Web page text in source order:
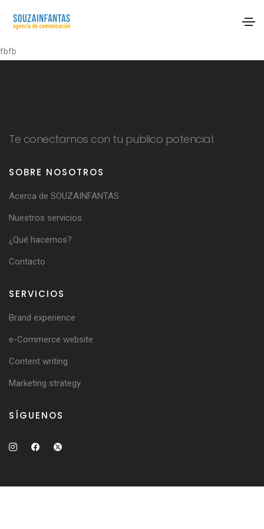
fbfb
Te conectamos con tu publico potencial.
SOBRE NOSOTROS
Acerca de SOUZAINFANTAS
Nuestros servicios
¿Qué hacemos?
Contacto
SERVICIOS
Brand experience
e-Commerce website
Content writing
Marketing strategy
SÍGUENOS